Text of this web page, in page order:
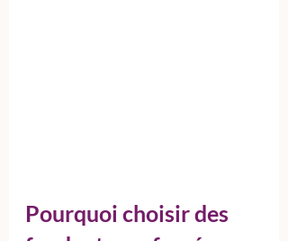
Pourquoi choisir des